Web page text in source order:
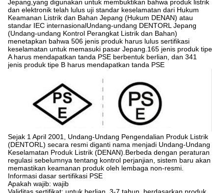
Jepang,yang digunakan untuk membuktikan bahwa produk listrik
dan elektronik telah lulus uji standar keselamatan dari Hukum
Keamanan Listrik dan Bahan Jepang (Hukum DENAN) atau
standar IEC internasionalUndang-undang DENTORL Jepang
(Undang-undang Kontrol Perangkat Listrik dan Bahan)
menetapkan bahwa 506 jenis produk harus lulus sertifikasi
keselamatan untuk memasuki pasar Jepang.165 jenis produk tipe
A harus mendapatkan tanda PSE berbentuk berlian, dan 341
jenis produk tipe B harus mendapatkan tanda PSE
Sejak 1 April 2001, Undang-Undang Pengendalian Produk Listrik
(DENTORL) secara resmi diganti nama menjadi Undang-Undang
Keselamatan Produk Listrik (DENAN).Berbeda dengan peraturan
regulasi sebelumnya tentang kontrol perjanjian, sistem baru akan
memastikan keamanan produk oleh lembaga non-resmi.
Informasi dasar sertifikasi PSE
Apakah wajib: wajib